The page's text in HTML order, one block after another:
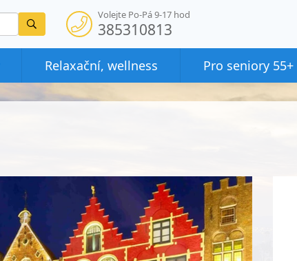
Vyhledat
Volejte Po-Pá 9-17 hod
385310813
Relaxační, wellness Pro seniory 55+